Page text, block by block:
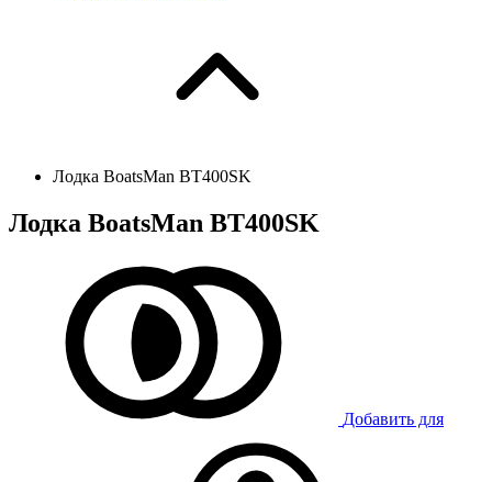
Лодка BoatsMan BT400SK
Лодка BoatsMan BT400SK
Добавить для